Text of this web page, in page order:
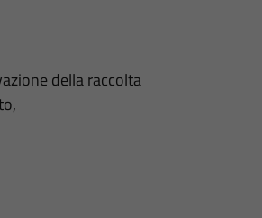
della raccolta